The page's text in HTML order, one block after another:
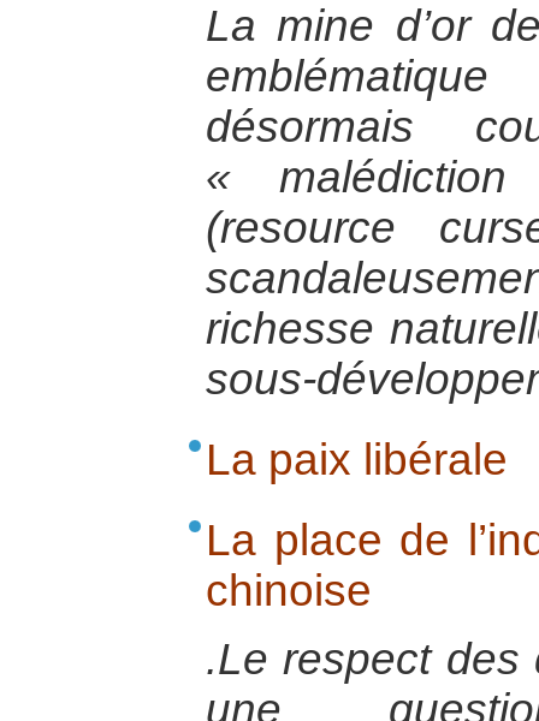
La mine d’or
désormais
«
(resource
richesse
sous-
La paix libérale
La place de
chinoise
.Le respect des
une